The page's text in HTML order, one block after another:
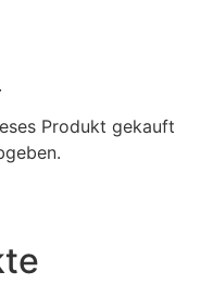
Produkt gekauft